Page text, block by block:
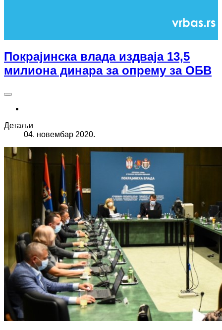
Покрајинска влада издваја 13,5
милиона динара за опрему за ОБВ
Детаљи
04. новембар 2020.